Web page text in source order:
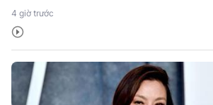
4 giờ trước